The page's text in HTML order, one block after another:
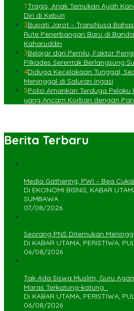
1Tragis, Anak Temukan Ayah
Diri di Kebun
2Bupati Jarot – TransNusa
Rute Penerbangan Baru di
Kaharuddin
3Belajar dari Pemilu, Faktor
Pilkades Serentak Berlangsung
4Diduga Kecelakaan Tunggal,
Meninggal di Saluran Irigasi
5Polisi Amankan Terduga
yang Ancam Korban dengan
Berita Terbaru
Media Gathering, PWI – Bea
Di EKONOMI BISNIS, KABAR
SUMBAWA
07/08/2026
Seorang PNS Ditemukan
Di KABAR UTAMA, PERISTIWA,
06/08/2026
Tak Ada Siswa Muslim, Guru
Maras Terkatung-katung ‎
Di KABAR UTAMA, PERISTIWA,
06/08/2026